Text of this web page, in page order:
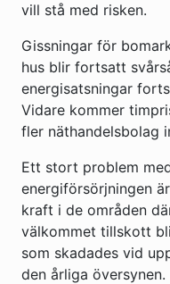
vill stå med risken.
Gissningar för
hus blir fortsatt
energisatsningar
Vidare kommer
fler näthandelsbolag
Ett stort problem
energiförsörjningen
kraft i de områden
välkommet tillskott
som skadades vid
den årliga